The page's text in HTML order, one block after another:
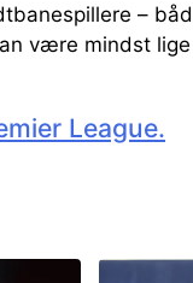
–
være mindst
League.